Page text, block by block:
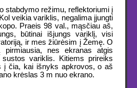
stabdymo režimu, reflektoriumi į
veikia variklis, negalima įjungti
Praeis 98 val., mąsčiau aš,
būtinai išjungs variklį, visi
ir mes žiūrėsim į Žemę. O
nes ekranas atgis
variklis. Kitiems prireiks
į čia, kai išnyks apkrovos, o aš
krėslas 3 m nuo ekrano.